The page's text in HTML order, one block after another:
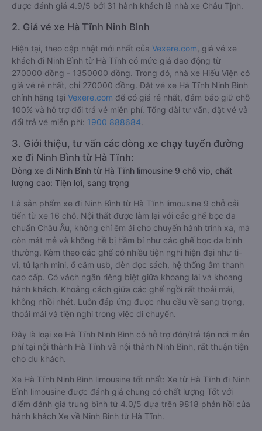
được đánh giá 4.9/5 bởi 31 hành khách là nhà xe Châu Tịnh.
2. Giá vé xe Hà Tĩnh Ninh Bình
Hiện tại, theo cập nhật mới nhất của Vexere.com , giá vé xe
khách đi Ninh Bình từ Hà Tĩnh có mức giá dao động từ
270000 đồng - 1350000 đồng. Trong đó, nhà xe Hiếu Viện có
giá vé rẻ nhất, chỉ 270000 đồng. Đặt vé xe Hà Tĩnh Ninh Bình
chính hãng tại Vexere.com để có giá rẻ nhất, đảm bảo giữ chỗ
100% và hỗ trợ đổi trả vé miễn phí. Tổng đài tư vấn, đặt vé và
đổi trả vé miễn phí: 1900 888684.
3. Giới thiệu, tư vấn các dòng xe chạy tuyến đường
xe đi Ninh Bình từ Hà Tĩnh:
Dòng xe đi Ninh Bình từ Hà Tĩnh limousine 9 chỗ vip, chất
lượng cao: Tiện lợi, sang trọng
Là sản phẩm xe đi Ninh Bình từ Hà Tĩnh limousine 9 chỗ cải
tiến từ xe 16 chỗ. Nội thất được làm lại với các ghế bọc da
chuẩn Châu Âu, không chỉ êm ái cho chuyến hành trình xa, mà
còn mát mẻ và không hề bị hầm bí như các ghế bọc da bình
thường. Kèm theo các ghế có nhiều tiện nghi hiện đại như ti-
vi, tủ lạnh mini, ổ cắm usb, đèn đọc sách, hệ thống âm thanh
cao cấp. Có vách ngăn riêng biệt giữa khoang lái và khoang
hành khách. Khoảng cách giữa các ghế ngồi rất thoải mái,
không nhồi nhét. Luôn đáp ứng được nhu cầu về sang trọng,
thoải mái và tiện nghi trong việc di chuyển.
Đây là loại xe Hà Tĩnh Ninh Bình có hỗ trợ đón/trả tận nơi miễn
phí tại nội thành Hà Tĩnh và nội thành Ninh Bình, rất thuận tiện
cho du khách.
Xe Hà Tĩnh Ninh Bình limousine tốt nhất: Xe từ Hà Tĩnh đi Ninh
Bình limousine được đánh giá chung có chất lượng Tốt với
điểm đánh giá trung bình từ 4.0/5 dựa trên 9818 phản hồi của
hành khách Xe về Ninh Bình từ Hà Tĩnh.